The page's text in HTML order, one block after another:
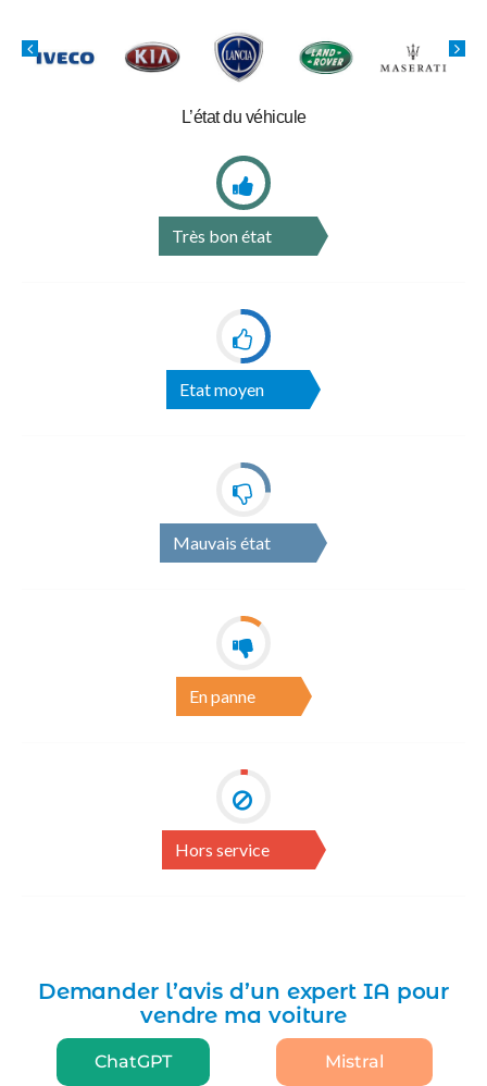
L’état du véhicule
Très bon état
Etat moyen
Mauvais état
En panne
Hors service
Demander l’avis d’un expert IA pour
vendre ma voiture
ChatGPT Mistral